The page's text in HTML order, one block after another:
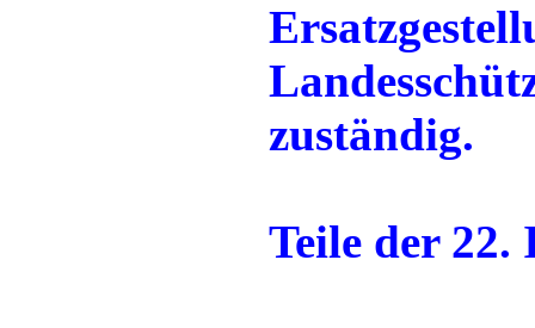
zuständig.
Teile der